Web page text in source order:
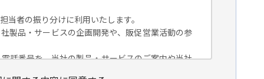
者の振り分けに利用いたします。
製品・サービスの企画開発や、販促営業活動の参
話番号を、当社の製品・サービスのご案内や当社